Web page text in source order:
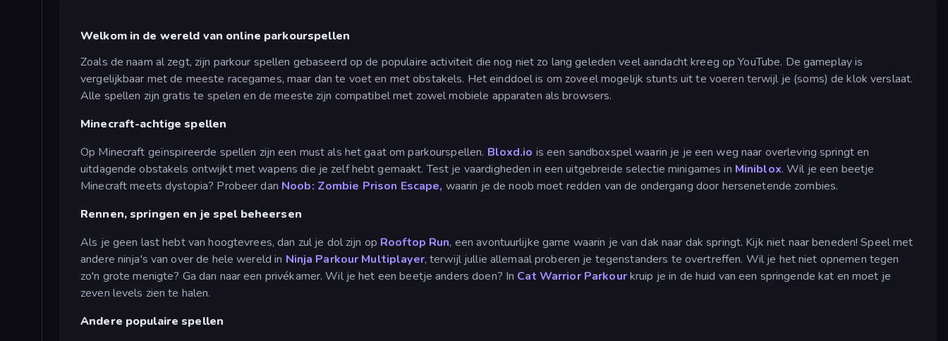
Welkom in de wereld van online parkourspellen
Zoals de naam al zegt, zijn parkour spellen gebaseerd op de populaire activiteit die nog niet zo lang geleden veel aandacht kreeg op YouTube. De gameplay is
vergelijkbaar met de meeste racegames, maar dan te voet en met obstakels. Het einddoel is om zoveel mogelijk stunts uit te voeren terwijl je (soms) de klok verslaat.
Alle spellen zijn gratis te spelen en de meeste zijn compatibel met zowel mobiele apparaten als browsers.
Minecraft-achtige spellen
Op Minecraft geïnspireerde spellen zijn een must als het gaat om parkourspellen. Bloxd.io is een sandboxspel waarin je je een weg naar overleving springt en
uitdagende obstakels ontwijkt met wapens die je zelf hebt gemaakt. Test je vaardigheden in een uitgebreide selectie minigames in Miniblox. Wil je een beetje
Minecraft meets dystopia? Probeer dan Noob: Zombie Prison Escape, waarin je de noob moet redden van de ondergang door hersenetende zombies.
Rennen, springen en je spel beheersen
Als je geen last hebt van hoogtevrees, dan zul je dol zijn op Rooftop Run, een avontuurlijke game waarin je van dak naar dak springt. Kijk niet naar beneden! Speel met
andere ninja's van over de hele wereld in Ninja Parkour Multiplayer, terwijl jullie allemaal proberen je tegenstanders te overtreffen. Wil je het niet opnemen tegen
zo'n grote menigte? Ga dan naar een privékamer. Wil je het een beetje anders doen? In Cat Warrior Parkourkruip je in de huid van een springende kat en moet je
zeven levels zien te halen.
Andere populaire spellen